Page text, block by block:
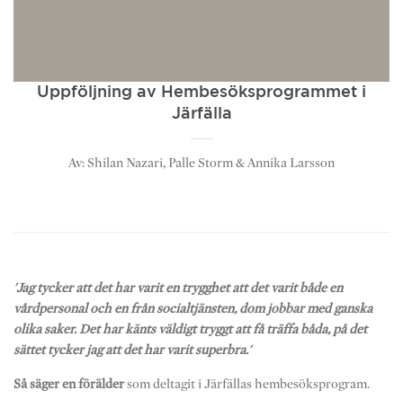
Uppföljning av Hembesöksprogrammet i
Järfälla
Av: Shilan Nazari, Palle Storm & Annika Larsson
'Jag tycker att det har varit en trygghet att det varit både en
vårdpersonal och en från socialtjänsten, dom jobbar med ganska
olika saker. Det har känts väldigt tryggt att få träffa båda, på det
sättet tycker jag att det har varit superbra.'
Så säger en föräldersom deltagit i Järfällas hembesöksprogram.